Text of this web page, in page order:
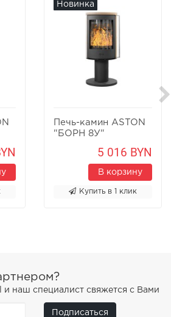
Новинка
Печь-камин ASTON
"БОРН 8У"
5 016 BYN
В корзину
Купить в 1 клик
и наш специалист свяжется с Вами
Подписаться